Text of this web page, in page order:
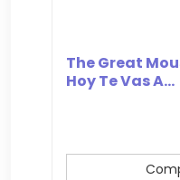
The Great
Hoy Te Vas A...